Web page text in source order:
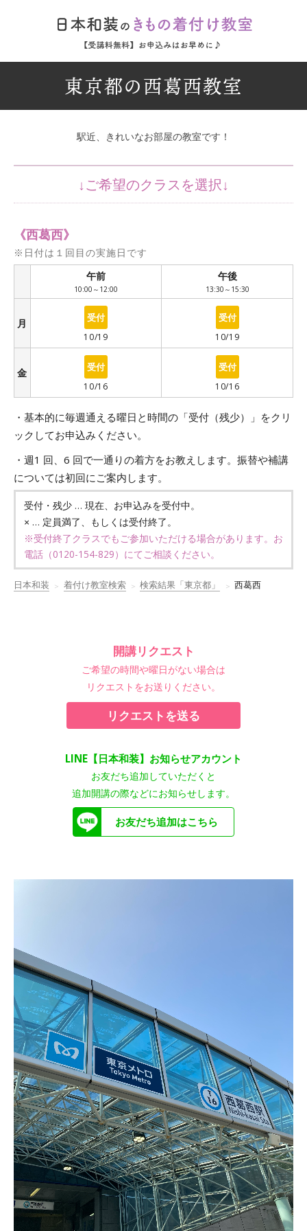
東京都の西葛西教室
駅近、きれいなお部屋の教室です！
《西葛西》
※日付は１回目の実施日です
月
金
午前
10:00～12:00
○
10/19
○
10/16
午後
13:30～15:30
○
10/19
○
10/16
・基本的に毎週通える曜日と時間の「受付（残少）」をクリ
ックしてお申込みください。
・週1 回、6 回で一通りの着方をお教えします。振替や補講
については初回にご案内します。
受付・残少 … 現在、お申込みを受付中。
× … 定員満了、もしくは受付終了。
※受付終了クラスでもご参加いただける場合があります。お
電話（0120-154-829）にてご相談ください。
日本和装 着付け教室検索 検索結果「東京都」 西葛西
開講リクエスト
ご希望の時間や曜日がない場合は
リクエストをお送りください。
リクエストを送る
LINE【日本和装】お知らせアカウント
お友だち追加していただくと
追加開講の際などにお知らせします。
お友だち追加はこちら